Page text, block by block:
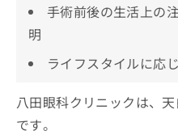
手術前後の生活上の
明
ライフスタイルに応
八田眼科クリニックは、
です。